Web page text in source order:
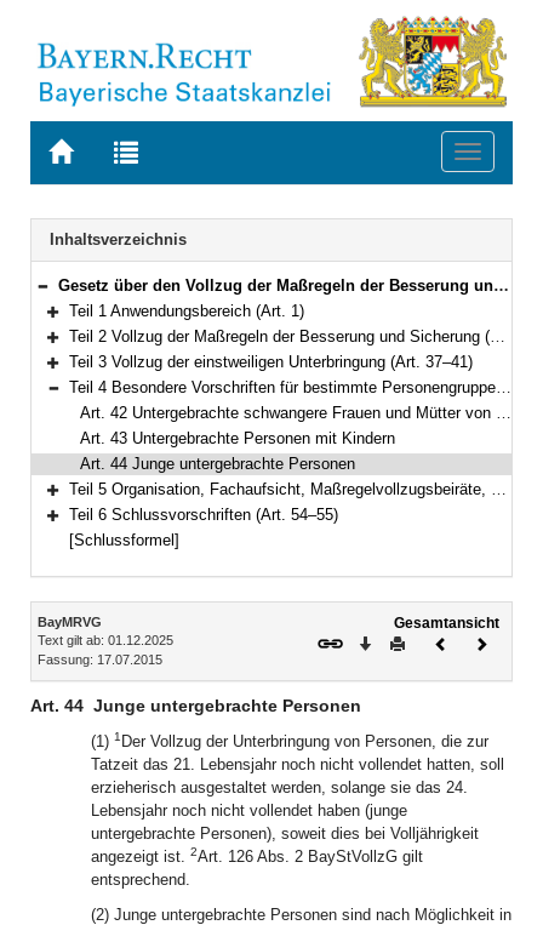
Zur
BAYERN.RECHT
Zur
letzten
Suche
Toggle
Navigation
Inhaltsverzeichnis
Bereich reduzieren
Gesetz über den Vollzug der Maßregeln der Besserung und Sicherung sowie der einstweiligen Unterbringung (Bayerisches Maßregelvollzugsgesetz – BayMRVG) Vom 17. Juli 2015 (GVBl S. 222) BayRS 312-3-A (Art. 1–55)
Bereich erweitern
Teil 1 Anwendungsbereich (Art. 1)
Bereich erweitern
Teil 2 Vollzug der Maßregeln der Besserung und Sicherung (Art. 2–36)
Bereich erweitern
Teil 3 Vollzug der einstweiligen Unterbringung (Art. 37–41)
Bereich reduzieren
Teil 4 Besondere Vorschriften für bestimmte Personengruppen (Art. 42–44)
Art. 42 Untergebrachte schwangere Frauen und Mütter von Neugeborenen
Art. 43 Untergebrachte Personen mit Kindern
Art. 44 Junge untergebrachte Personen
Bereich erweitern
Teil 5 Organisation, Fachaufsicht, Maßregelvollzugsbeiräte, Kosten (Art. 45–53)
Bereich erweitern
Teil 6 Schlussvorschriften (Art. 54–55)
[Schlussformel]
Inhalt
BayMRVG
Text gilt ab: 01.12.2025
Fassung: 17.07.2015
Gesamtansicht
Download
DruckenVorheriges
Art. 44 Junge untergebrachte Personen
(1) 1 Der Vollzug der Unterbringung von Personen, die zur
Tatzeit das 21. Lebensjahr noch nicht vollendet hatten, soll
erzieherisch ausgestaltet werden, solange sie das 24.
Lebensjahr noch nicht vollendet haben (junge
untergebrachte Personen), soweit dies bei Volljährigkeit
angezeigt ist. 2Art. 126 Abs. 2 BayStVollzG gilt
entsprechend.
(2) Junge untergebrachte Personen sind nach Möglichkeit in